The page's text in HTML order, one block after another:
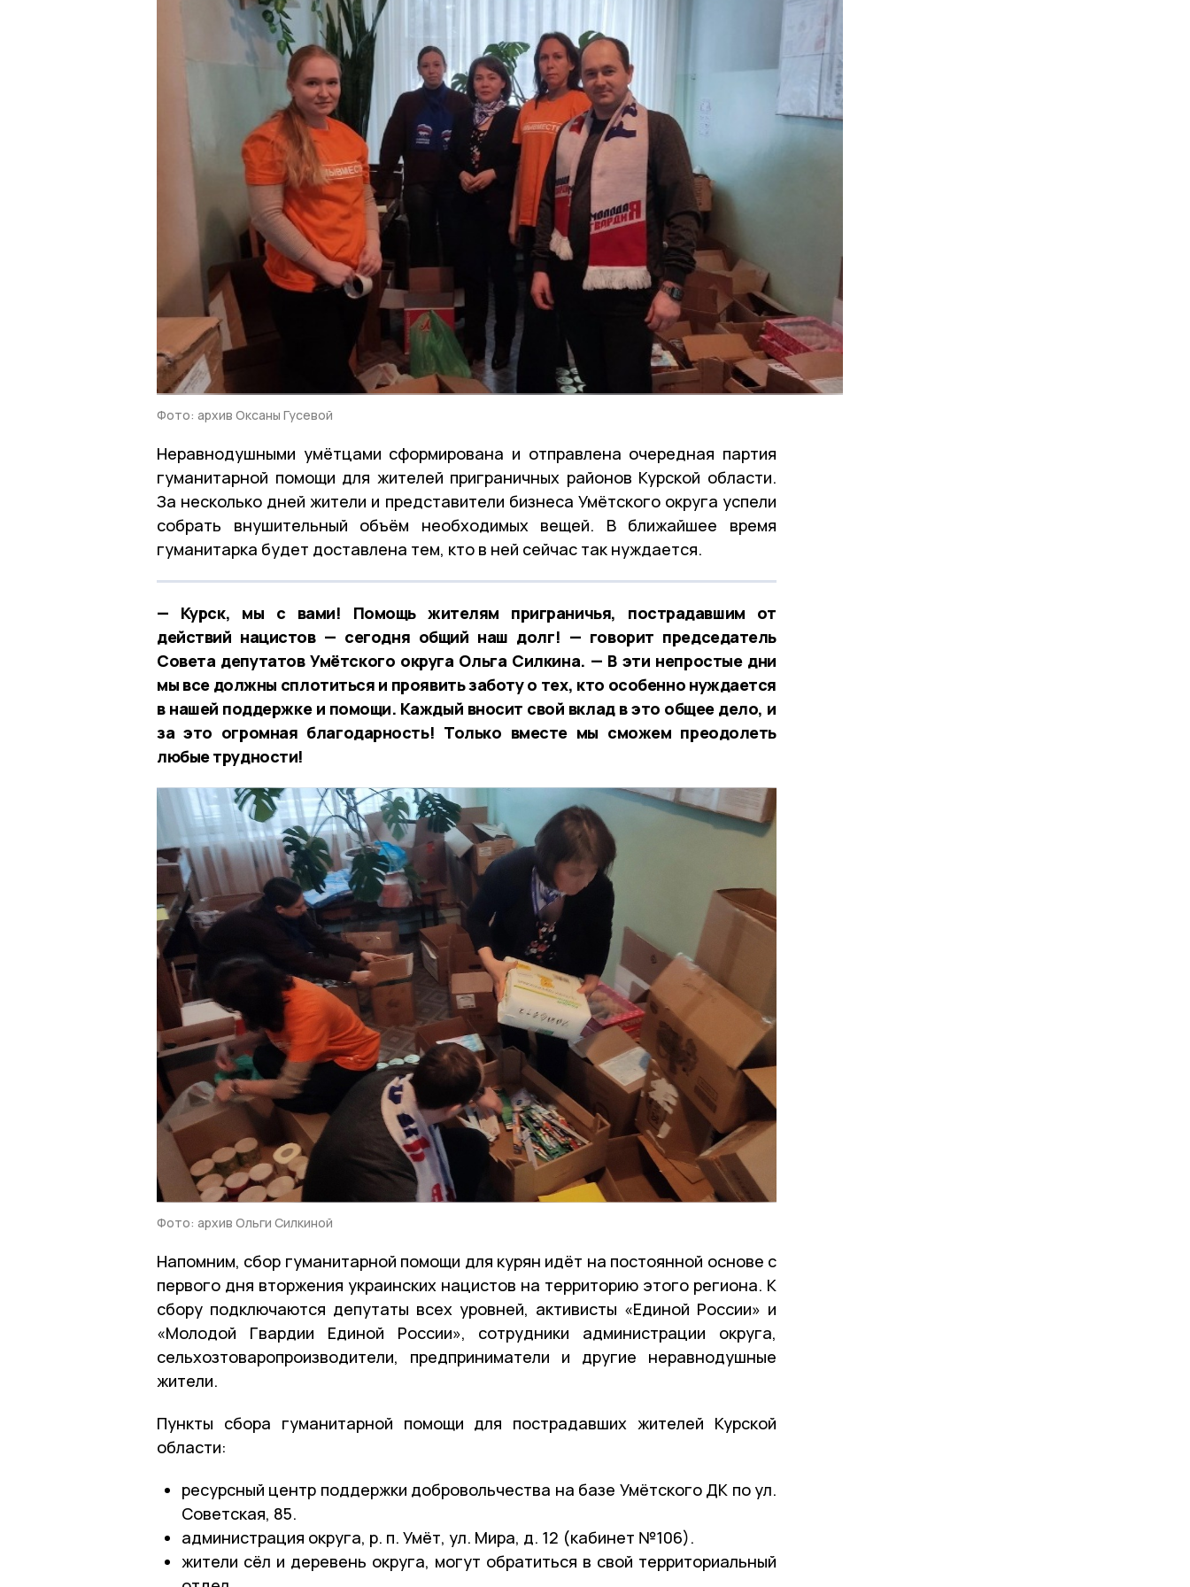
Фото: архив Оксаны Гусевой
Неравнодушными умётцами сформирована и отправлена очередная партия
гуманитарной помощи для жителей приграничных районов Курской области.
За несколько дней жители и представители бизнеса Умётского округа успели
собрать внушительный объём необходимых вещей. В ближайшее время
гуманитарка будет доставлена тем, кто в ней сейчас так нуждается.
— Курск, мы с вами! Помощь жителям приграничья, пострадавшим от
действий нацистов — сегодня общий наш долг! — говорит председатель
Совета депутатов Умётского округа Ольга Силкина. — В эти непростые дни
мы все должны сплотиться и проявить заботу о тех, кто особенно нуждается
в нашей поддержке и помощи. Каждый вносит свой вклад в это общее дело, и
за это огромная благодарность! Только вместе мы сможем преодолеть
любые трудности!
Фото: архив Ольги Силкиной
Напомним, сбор гуманитарной помощи для курян идёт на постоянной основе с
первого дня вторжения украинских нацистов на территорию этого региона. К
сбору подключаются депутаты всех уровней, активисты «Единой России» и
«Молодой Гвардии Единой России», сотрудники администрации округа,
сельхозтоваропроизводители, предприниматели и другие неравнодушные
жители.
Пункты сбора гуманитарной помощи для пострадавших жителей Курской
области:
ресурсный центр поддержки добровольчества на базе Умётского ДК по ул.
Советская, 85.
администрация округа, р. п. Умёт, ул. Мира, д. 12 (кабинет №106).
жители сёл и деревень округа, могут обратиться в свой территориальный